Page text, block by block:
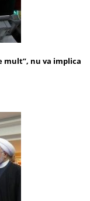
mult”, nu va implica